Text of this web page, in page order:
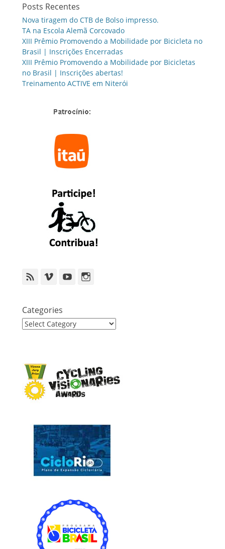
Posts Recentes
Nova tiragem do CTB de Bolso impresso.
TA na Escola Alemã Corcovado
XIII Prêmio Promovendo a Mobilidade por Bicicleta no
Brasil | Inscrições Encerradas
XIII Prêmio Promovendo a Mobilidade por Bicicletas
no Brasil | Inscrições abertas!
Treinamento ACTIVE em Niterói
Feed VimeoYouTube
Categories
Categories